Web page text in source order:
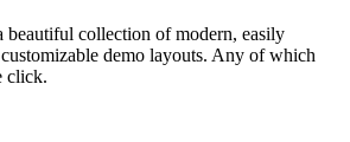
beautiful collection of modern, easily
demo layouts. Any of which
click.